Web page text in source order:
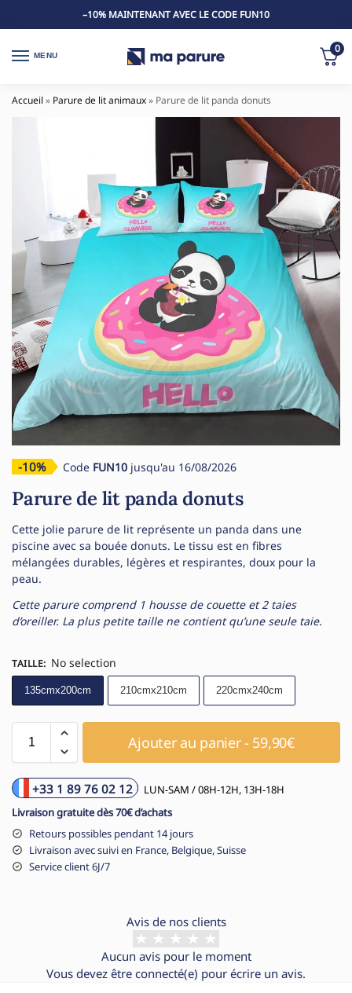
–10% MAINTENANT AVEC LE CODE FUN10
MENU
0
Accueil » Parure de lit animaux» Parure de lit panda donuts
-10% Code FUN10 jusqu'au 16/08/2026
Parure de lit panda donuts
Cette jolie parure de lit représente un panda dans une
piscine avec sa bouée donuts. Le tissu est en fibres
mélangées durables, légères et respirantes, doux pour la
peau.
Cette parure comprend 1 housse de couette et 2 taies
d’oreiller. La plus petite taille ne contient qu’une seule taie.
TAILLE: No selection
135cmx200cm 210cmx210cm 220cmx240cm
Ajouter au panier - 59,90€
+33 1 89 76 02 12
LUN-SAM / 08H-12H, 13H-18H
Livraison gratuite dès 70€ d’achats
Retours possibles pendant 14 jours
Livraison avec suivi en France, Belgique, Suisse
Service client 6J/7
Avis de nos clients
Aucun avis pour le moment
Vous devez être connecté(e) pour écrire un avis.